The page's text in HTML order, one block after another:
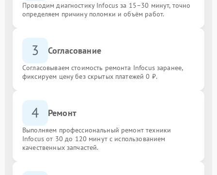
Проводим диагностику Infocus за 15–30 минут, точно
определяем причину поломки и объём работ.
3 Согласование
Согласовываем стоимость ремонта Infocus заранее,
фиксируем цену без скрытых платежей 0 ₽.
4 Ремонт
Выполняем профессиональный ремонт техники
Infocus от 30 до 120 минут с использованием
качественных запчастей.